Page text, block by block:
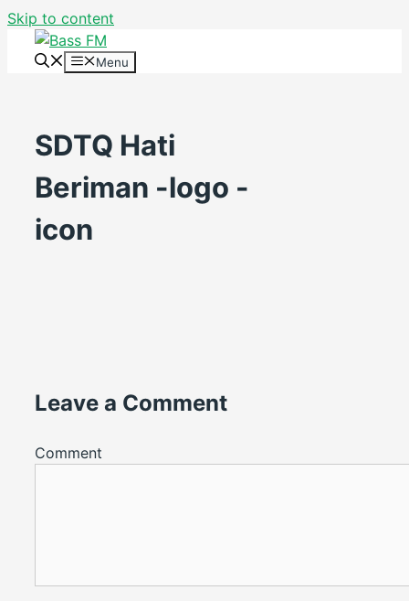
Skip to content
Menu
SDTQ Hati
Beriman -logo -
icon
Leave a Comment
Comment